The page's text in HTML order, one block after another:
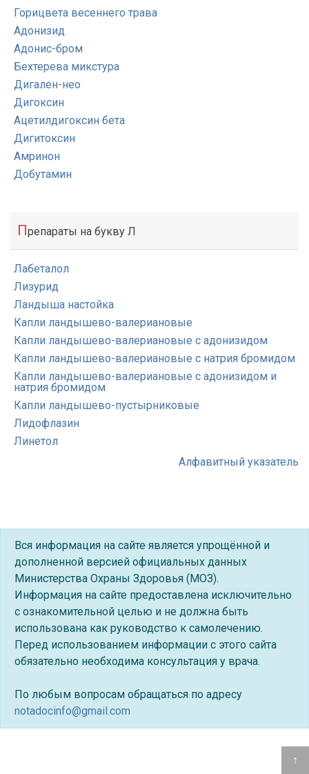
Горицвета весеннего трава
Адонизид
Адонис-бром
Бехтерева микстура
Дигален-нео
Дигоксин
Ацетилдигоксин бета
Дигитоксин
Амринон
Добутамин
Препараты на букву Л
Лабеталол
Лизурид
Ландыша настойка
Капли ландышево-валериановые
Капли ландышево-валериановые с адонизидом
Капли ландышево-валериановые с натрия бромидом
Капли ландышево-валериановые с адонизидом и
натрия бромидом
Капли ландышево-пустырниковые
Лидофлазин
Линетол
Алфавитный указатель
Вся информация на сайте является упрощённой и
дополненной версией официальных данных
Министерства Охраны Здоровья (МОЗ).
Информация на сайте предоставлена исключительно
с ознакомительной целью и не должна быть
использована как руководство к самолечению.
Перед использованием информации с этого сайта
обязательно необходима консультация у врача.
По любым вопросам обращаться по адресу
notadocinfo@gmail.com
↑